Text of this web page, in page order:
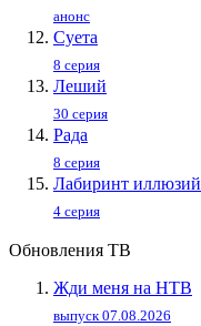
анонс
Суета
8 серия
Леший
30 серия
Рада
8 серия
Лабиринт иллюзий
4 серия
Обновления ТВ
Жди меня на НТВ
выпуск 07.08.2026